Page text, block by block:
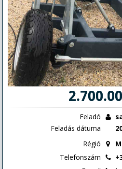
Feladó
Feladás dátuma
Régió
Telefonszám